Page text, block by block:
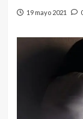
19 mayo 2021